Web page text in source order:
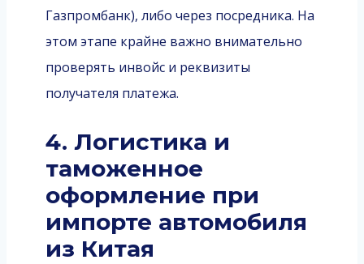
Газпромбанк), либо через посредника. На
этом этапе крайне важно внимательно
проверять инвойс и реквизиты
получателя платежа.
4. Логистика и
таможенное
оформление при
импорте автомобиля
из Китая